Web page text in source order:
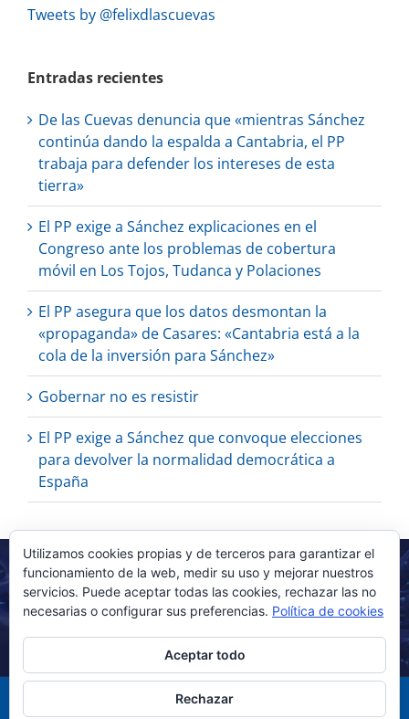
Tweets by @felixdlascuevas
Entradas recientes
De las Cuevas denuncia que «mientras Sánchez
continúa dando la espalda a Cantabria, el PP
trabaja para defender los intereses de esta
tierra»
El PP exige a Sánchez explicaciones en el
Congreso ante los problemas de cobertura
móvil en Los Tojos, Tudanca y Polaciones
El PP asegura que los datos desmontan la
«propaganda» de Casares: «Cantabria está a la
cola de la inversión para Sánchez»
Gobernar no es resistir
El PP exige a Sánchez que convoque elecciones
para devolver la normalidad democrática a
España
Utilizamos cookies propias y de terceros para garantizar el
funcionamiento de la web, medir su uso y mejorar nuestros
servicios. Puede aceptar todas las cookies, rechazar las no
necesarias o configurar sus preferencias. Política de cookies
Aceptar todo
Rechazar